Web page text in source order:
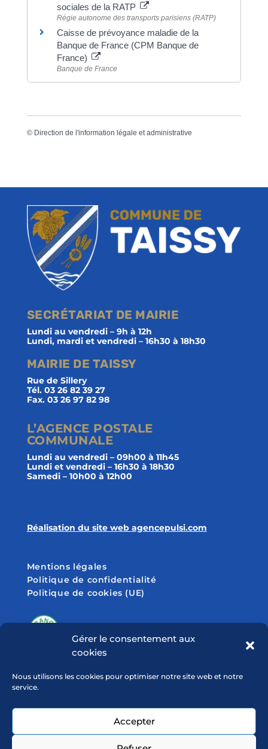
Gérer le consentement aux
cookies
Nous utilisons les cookies pour optimiser notre site web et notre
service.
Accepter
sociales de la RATP
Régie autonome des transports parisiens (RATP)
Caisse de prévoyance maladie de la
Banque de France (CPM Banque de
France)
Banque de France
© Direction de l'information légale et administrative
SECRÉTARIAT DE MAIRIE
Lundi au vendredi – 9h à 12h
Lundi, mardi et vendredi – 16h30 à 18h30
MAIRIE DE TAISSY
Rue de Sillery
Tél. 03 26 82 39 27
Fax. 03 26 97 82 98
L’AGENCE POSTALE
COMMUNALE
Lundi au vendredi – 09h00 à 11h45
Lundi et vendredi – 16h30 à 18h30
Samedi – 10h00 à 12h00
Réalisation du site web agencepulsi.com
Mentions légales
Politique de confidentialité
Politique de cookies (UE)
SUIVEZ-NOUS SUR